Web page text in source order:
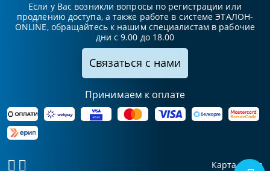
Если у Вас возникли вопросы по регистрации или
продлению доступа, а также работе в системе ЭТАЛОН-
ONLINE, обращайтесь к нашим специалистам в рабочие
дни с 9.00 до 18.00
Связаться с нами
Принимаем к оплате
Карта сайта